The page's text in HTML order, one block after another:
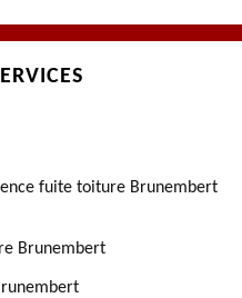
fuite toiture Brunembert
Brunembert